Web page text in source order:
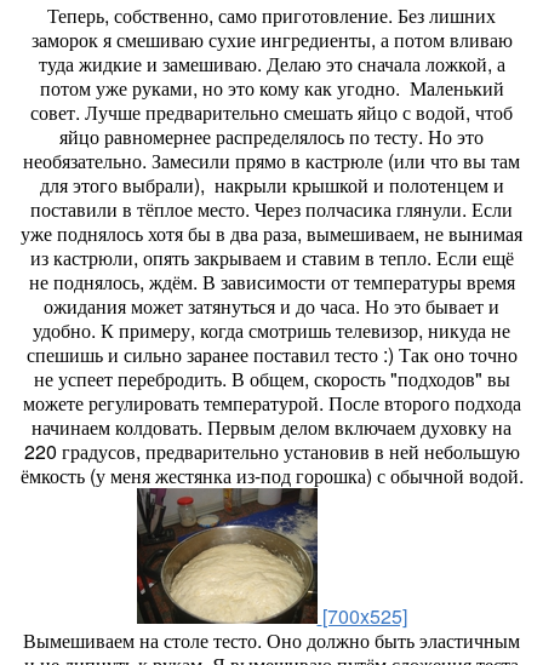
Теперь, собственно, само приготовление. Без лишних
заморок я смешиваю сухие ингредиенты, а потом вливаю
туда жидкие и замешиваю. Делаю это сначала ложкой, а
потом уже руками, но это кому как угодно. Маленький
совет. Лучше предварительно смешать яйцо с водой, чтоб
яйцо равномернее распределялось по тесту. Но это
необязательно. Замесили прямо в кастрюле (или что вы там
для этого выбрали), накрыли крышкой и полотенцем и
поставили в тёплое место. Через полчасика глянули. Если
уже поднялось хотя бы в два раза, вымешиваем, не вынимая
из кастрюли, опять закрываем и ставим в тепло. Если ещё
не поднялось, ждём. В зависимости от температуры время
ожидания может затянуться и до часа. Но это бывает и
удобно. К примеру, когда смотришь телевизор, никуда не
спешишь и сильно заранее поставил тесто:) Так оно точно
не успеет перебродить. В общем, скорость "подходов" вы
можете регулировать температурой. После второго подхода
начинаем колдовать. Первым делом включаем духовку на
220 градусов, предварительно установив в ней небольшую
ёмкость (у меня жестянка из-под горошка) с обычной водой.
[700x525]
Вымешиваем на столе тесто. Оно должно быть эластичным